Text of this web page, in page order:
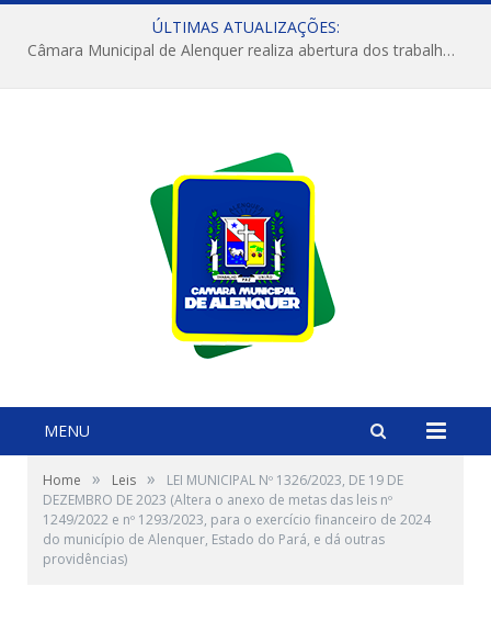
ÚLTIMAS ATUALIZAÇÕES:
Câmara Municipal de Alenquer realiza abertura dos trabalhos do 4º Período Legislativo
MENU
Home » Leis »
LEI MUNICIPAL Nº 1326/2023, DE 19 DE
DEZEMBRO DE 2023 (Altera o anexo de metas das leis nº
1249/2022 e nº 1293/2023, para o exercício financeiro de 2024
do município de Alenquer, Estado do Pará, e dá outras
providências)